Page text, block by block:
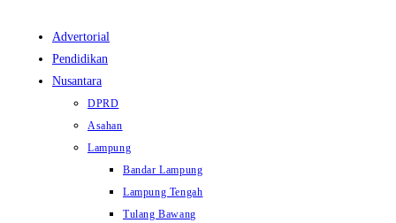
Advertorial
Pendidikan
Nusantara
DPRD
Asahan
Lampung
Bandar Lampung
Lampung Tengah
Tulang Bawang